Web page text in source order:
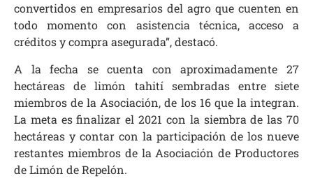
convertidos en empresarios del agro que cuenten en
todo momento con asistencia técnica, acceso a
créditos y compra asegurada”, destacó.
A la fecha se cuenta con aproximadamente 27
hectáreas de limón tahití sembradas entre siete
miembros de la Asociación, de los 16 que la integran.
La meta es finalizar el 2021 con la siembra de las 70
hectáreas y contar con la participación de los nueve
restantes miembros de la Asociación de Productores
de Limón de Repelón.